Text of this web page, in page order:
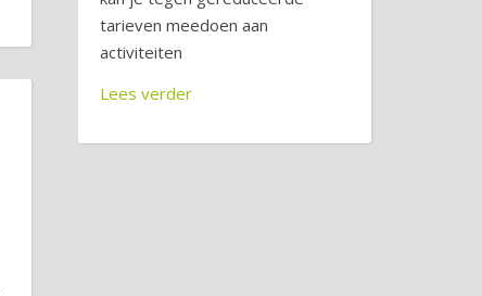
tarieven meedoen aan
activiteiten
Lees verder